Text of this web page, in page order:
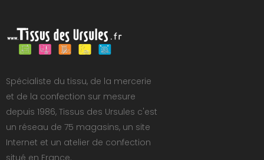
Spécialiste du tissu, de la mercerie
et de la confection sur mesure
depuis 1986, Tissus des Ursules c'est
un réseau de 75 magasins, un site
Internet et un atelier de confection
situé en France.